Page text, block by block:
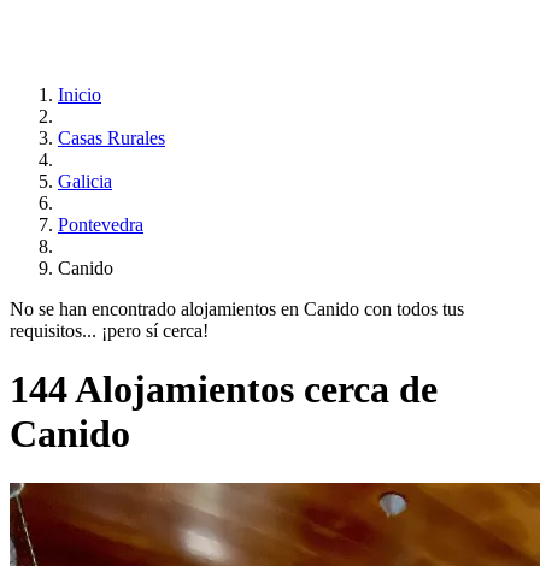
Inicio
Casas Rurales
Galicia
Pontevedra
Canido
No se han encontrado alojamientos en Canido con todos tus
requisitos... ¡pero sí cerca!
144 Alojamientos cerca de
Canido